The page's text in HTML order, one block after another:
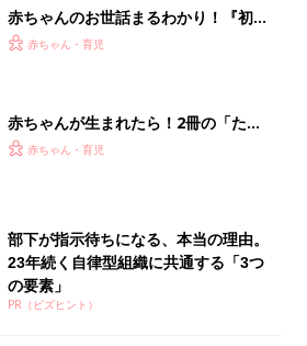
赤ちゃんのお世話まるわかり！『初め
てのひよこクラブ 夏号』〈巻頭大特
赤ちゃん・育児
赤ちゃんが生まれたら！2冊の「たま
ひよ」
赤ちゃん・育児
部下が指示待ちになる、本当の理由。
23年続く自律型組織に共通する「3つ
の要素」
PR（ビズヒント）